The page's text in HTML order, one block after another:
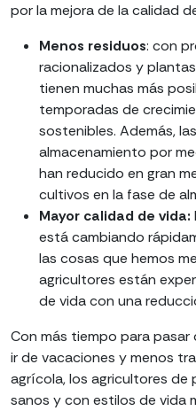
por la mejora de la calidad
Menos residuos: con
racionalizados y
tienen muchas más
temporadas de
sostenibles. Además,
almacenamiento por
han reducido en gran
cultivos en la fase de
Mayor calidad de vida:
está cambiando
las cosas que hemos
agricultores están
de vida con una
Con más tiempo para pasar
ir de vacaciones y menos
agrícola, los agricultores de
sanos y con estilos de vida